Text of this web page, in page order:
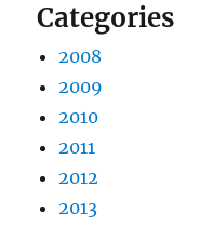
Categories
2008
2009
2010
2011
2012
2013